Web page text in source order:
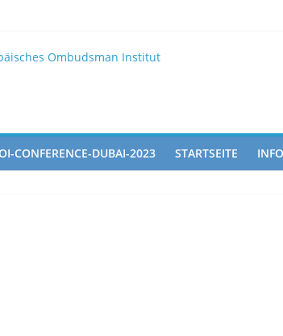
Conference on Artificial Intelligence and Human
Ombudsman Institut
STARTSEITE
CONFERENCE-DUBAI-2023